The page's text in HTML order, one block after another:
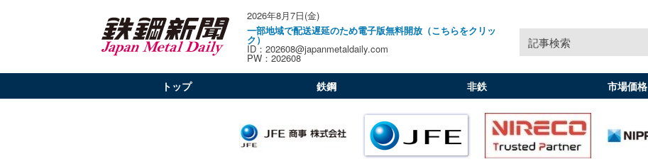
2026年8月7日(金)
一部地域で配送遅延のため電子版無料開放（こちらをクリッ
ク）
ID：202608@japanmetaldaily.com
PW：202608
記事検索
トップ 鉄鋼 非鉄 市場価格